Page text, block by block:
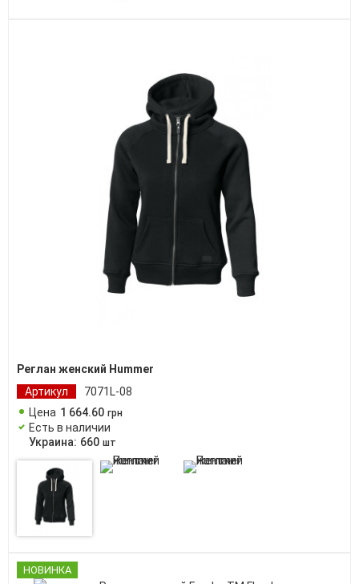
Реглан женский Hummer
Артикул
7071L-08
Цена 1 664.60 грн
Есть в наличии
Украина: 660 шт
НОВИНКА